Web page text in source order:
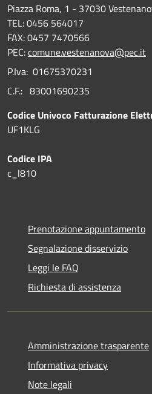
Piazza Roma, 1 - 37030
TEL: 0456 564017
FAX: 0457 7470566
PEC:comune.vestenanova@pec.it
P.Iva: 01675370231
C.F.: 83001690235
Codice Univoco Fatturazione
UF1KLG
Codice IPA
c_l810
Prenotazione appuntamento
Segnalazione disservizio
Leggi le FAQ
Richiesta di assistenza
Amministrazione trasparente
Informativa privacy
Note legali